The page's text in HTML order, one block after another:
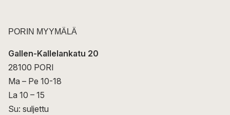
PORIN MYYMÄLÄ
Gallen-Kallelankatu 20
28100 PORI
Ma – Pe 10-18
La 10 – 15
Su: suljettu